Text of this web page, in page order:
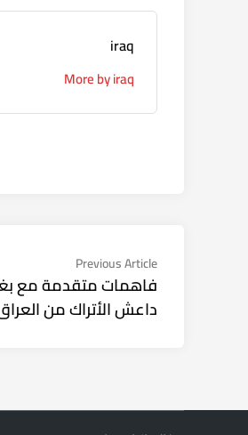
iraq
More by iraq
تصفّح
المقالات
Previous Article
article:
فاهمات متقدمة مع
داعش الأتراك من